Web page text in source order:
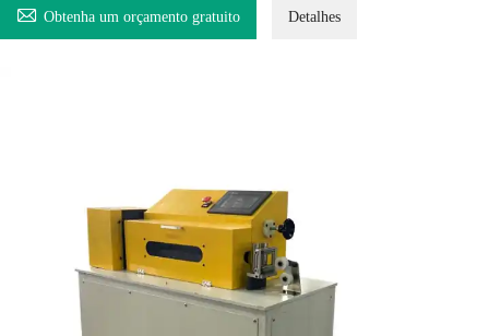
 Obtenha um orçamento gratuito Detalhes